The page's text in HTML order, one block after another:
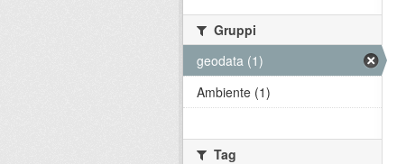
Gruppi
geodata (1)
Ambiente (1)
Tag